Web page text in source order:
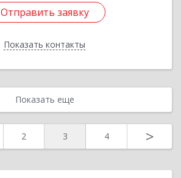
Отправить заявку
Показать контакты
Отправить заявку
Назад
Показать еще
2 3 4 >